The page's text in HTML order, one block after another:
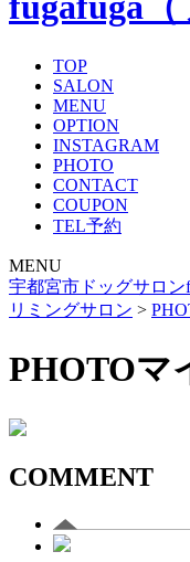
TOP
SALON
MENU
OPTION
INSTAGRAM
PHOTO
CONTACT
COUPON
TEL予約
MENU
宇都宮市ドッグサロン
リミングサロン >
PHOTOマ
COMMENT